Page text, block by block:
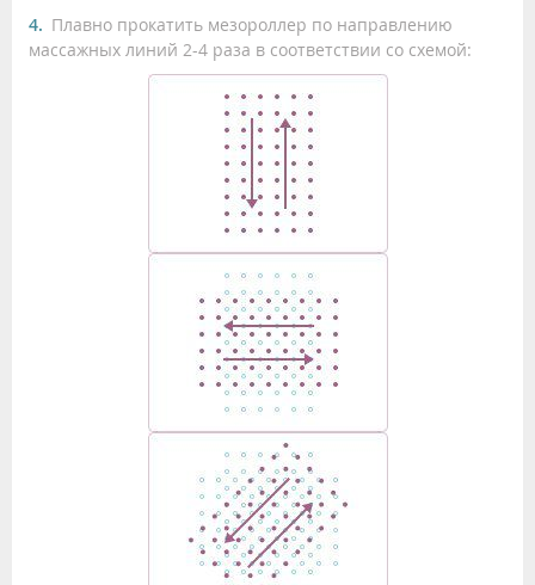
Плавно прокатить мезороллер по направлению
массажных линий 2-4 раза в соответствии со схемой: